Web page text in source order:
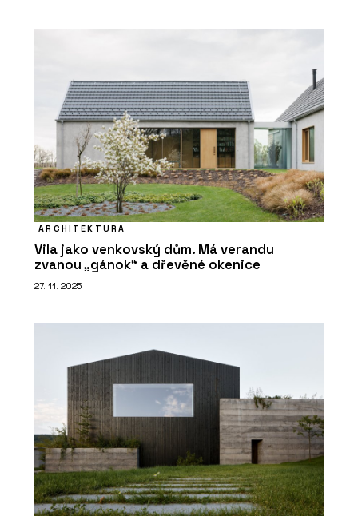
ARCHITEKTURA
Vila jako venkovský dům. Má verandu
zvanou „gánok“ a dřevěné okenice
27. 11. 2025